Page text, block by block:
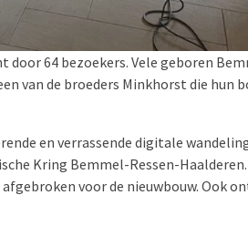
door 64 bezoekers. Vele geboren
van de broeders Minkhorst die hun
en verrassende digitale
Kring Bemmel-Ressen-
voor de nieuwbouw. Ook